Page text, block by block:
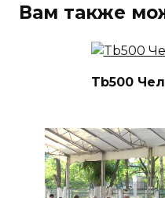
Вам также
Tb500